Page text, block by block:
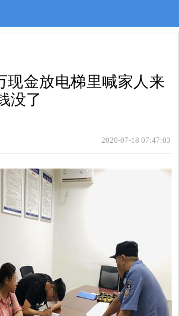
现金放电梯里喊家人来
没了
2020-07-18 07:47:03